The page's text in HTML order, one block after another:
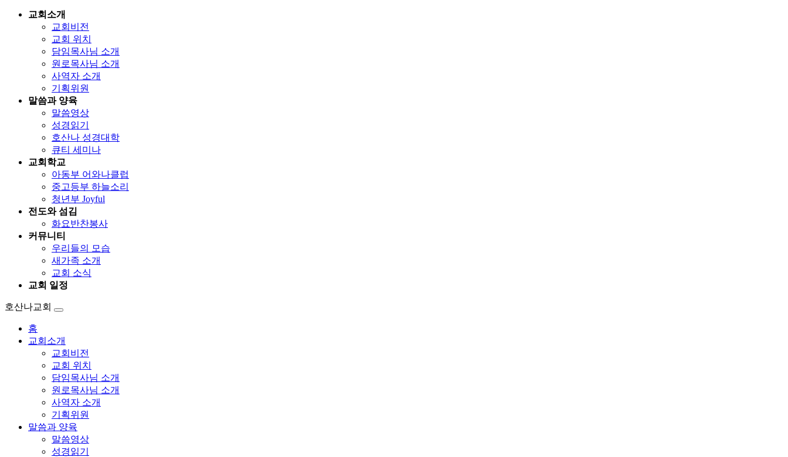
교회소개
교회비전
교회 위치
담임목사님 소개
원로목사님 소개
사역자 소개
기획위원
말씀과 양육
말씀영상
성경읽기
호산나 성경대학
큐티 세미나
교회학교
아동부 어와나클럽
중고등부 하늘소리
청년부 Joyful
전도와 섬김
화요반찬봉사
커뮤니티
우리들의 모습
새가족 소개
교회 소식
교회 일정
호산나교회
홈
교회소개
교회비전
교회 위치
담임목사님 소개
원로목사님 소개
사역자 소개
기획위원
말씀과 양육
말씀영상
성경읽기